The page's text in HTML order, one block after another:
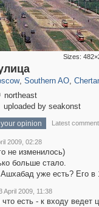
Sizes:
29,243
, Southern AO
21,637
,
northeast
uploaded by seakonst
opinion Latest
2009, 02:28
не изменилось)
больше стало.
уже есть? Его в
April 2009, 11:38
есть - к входу ведет